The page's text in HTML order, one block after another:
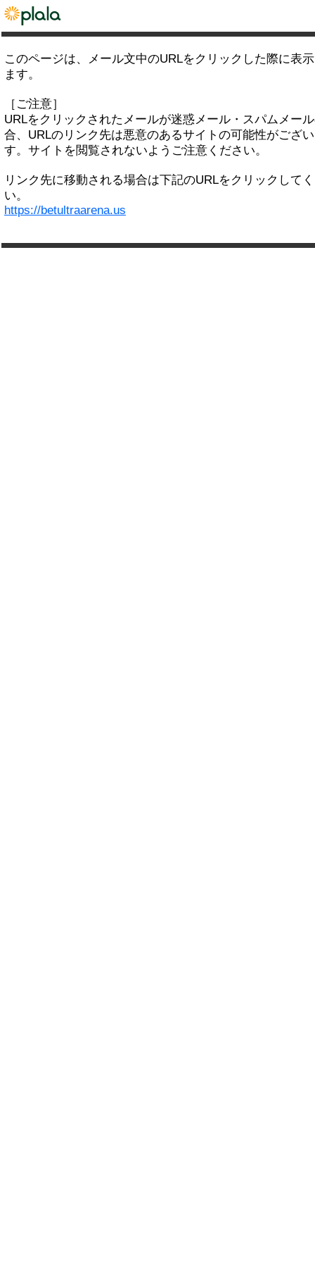
このページは、メール文中のURLをクリックした際に表
ます。
［ご注意］
URLをクリックされたメールが迷惑メール・スパムメー
合、URLのリンク先は悪意のあるサイトの可能性がござ
す。サイトを閲覧されないようご注意ください。
リンク先に移動される場合は下記のURLをクリックして
い。
https://betultraarena.us